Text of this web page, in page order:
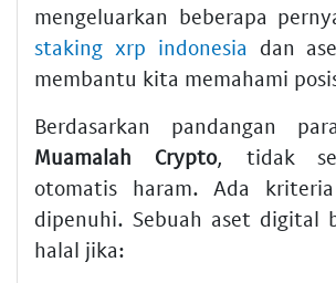
mengeluarkan beberapa
staking xrp indonesia dan
membantu kita memahami
Berdasarkan pandangan
Muamalah Crypto, tidak
otomatis haram. Ada
dipenuhi. Sebuah aset digital
halal jika: